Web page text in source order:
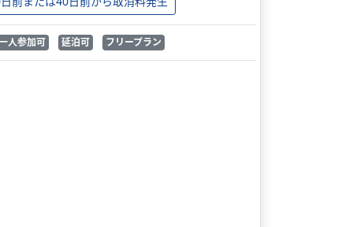
人参加可 延泊可 フリープラン